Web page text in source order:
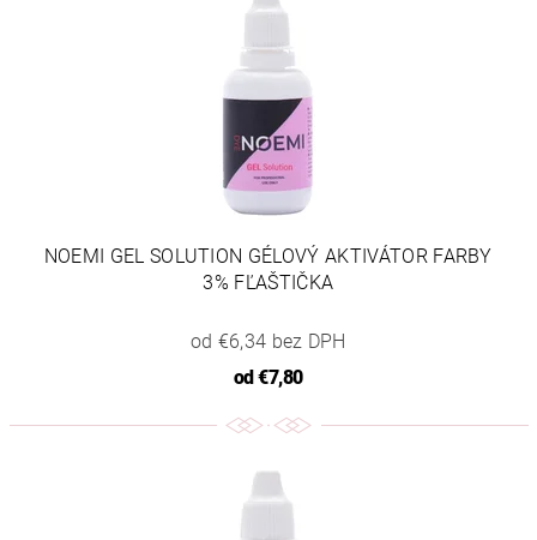
NOEMI GEL SOLUTION GÉLOVÝ AKTIVÁTOR FARBY
3% FĽAŠTIČKA
od €6,34 bez DPH
od €7,80